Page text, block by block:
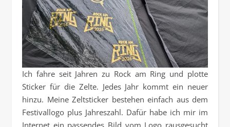
Ich fahre seit Jahren zu Rock am Ring und plotte
Sticker für die Zelte. Jedes Jahr kommt ein neuer
hinzu. Meine Zeltsticker bestehen einfach aus dem
Festivallogo plus Jahreszahl. Dafür habe ich mir im
Internet ein passendes Bild vom Logo rausgesucht